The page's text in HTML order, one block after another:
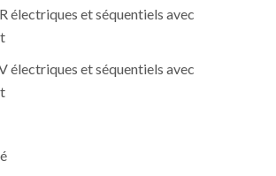
électriques et séquentiels avec
électriques et séquentiels avec